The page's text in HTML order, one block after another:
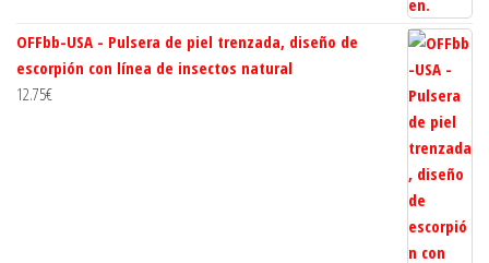
OFFbb-USA - Pulsera de piel trenzada, diseño de
escorpión con línea de insectos natural
12.75€